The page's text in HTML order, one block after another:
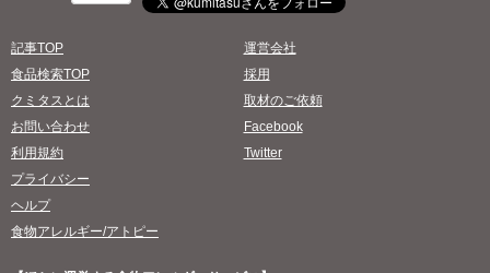
記事TOP
食品検索TOP
クミタスとは
お問い合わせ
利用規約
プライバシー
ヘルプ
食物アレルギー/アトピー
運営会社
採用
取材のご依頼
Facebook
Twitter